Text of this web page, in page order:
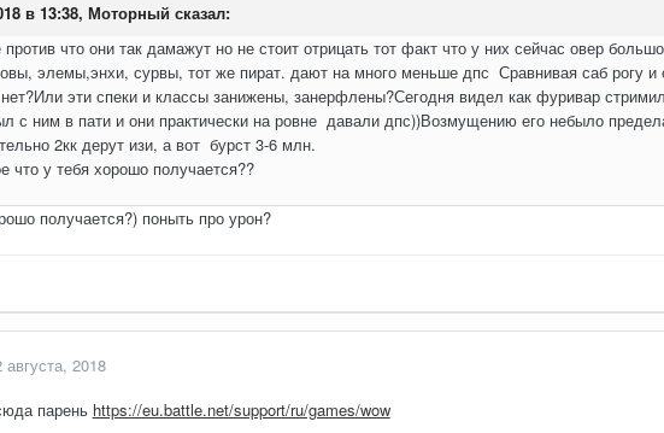
в 13:38, Моторный сказал:
против что они так дамажут но не стоит отрицать тот факт что у них сейчас овер
элемы,энхи, сурвы, тот же пират. дают на много меньше дпс Сравнивая саб рогу и
эти спеки и классы занижены, занерфлены?Сегодня видел как фуривар
с ним в пати и они практически на ровне давали дпс))Возмущению его небыло
2кк дерут изи, а вот бурст 3-6 млн.
что у тебя хорошо получается??
получается?) поныть про урон?
августа, 2018
парень https://eu.battle.net/support/ru/games/wow